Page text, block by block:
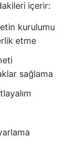
içerir:
kurulumu
etme
sağlama